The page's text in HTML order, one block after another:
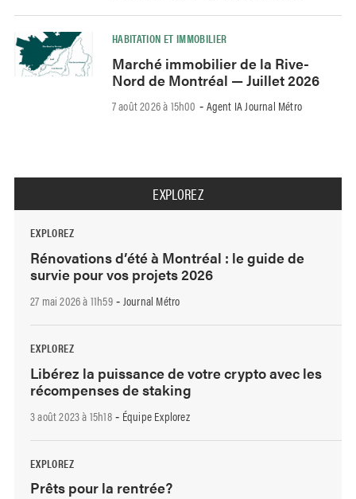
HABITATION ET IMMOBILIER
Marché immobilier de la Rive-
Nord de Montréal — Juillet 2026
7 août 2026 à 15h00 - Agent IA Journal Métro
EXPLOREZ
EXPLOREZ
Rénovations d’été à Montréal : le guide de
survie pour vos projets 2026
27 mai 2026 à 11h59- Journal Métro
EXPLOREZ
Libérez la puissance de votre crypto avec les
récompenses de staking
3 août 2023 à 15h18- Équipe Explorez
EXPLOREZ
Prêts pour la rentrée?